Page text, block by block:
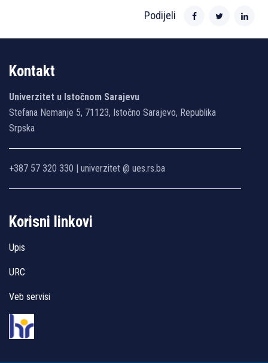
Podijeli
Kontakt
Univerzitet u Istočnom Sarajevu
Stefana Nemanje 5, 71123, Istočno Sarajevo, Republika
Srpska
+387 57 320 330 | univerzitet @ ues.rs.ba
Korisni linkovi
Upis
URC
Veb servisi